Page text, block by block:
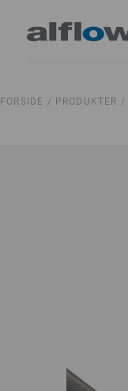
FORSIDE / PRODUKTER /